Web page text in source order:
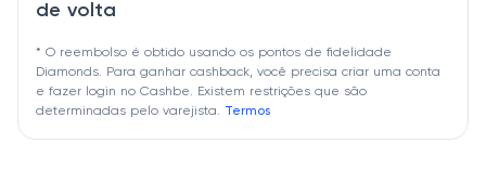
de volta
* O reembolso é obtido usando os pontos de fidelidade
Diamonds. Para ganhar cashback, você precisa criar uma conta
e fazer login no Cashbe. Existem restrições que são
determinadas pelo varejista. Termos